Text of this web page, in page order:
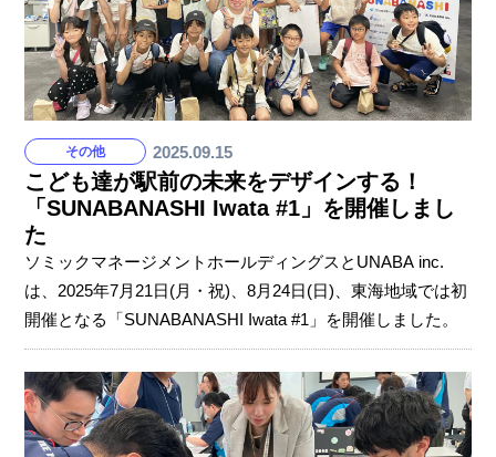
した場の交流で得た知見を
その他 2025.09.15
こども達が駅前の未来をデザインする！
「SUNABANASHI Iwata #1」を開催しまし
た
ソミックマネージメントホールディングスとUNABA inc.
は、2025年7月21日(月・祝)、8月24日(日)、東海地域では初
開催となる「SUNABANASHI Iwata #1」を開催しました。